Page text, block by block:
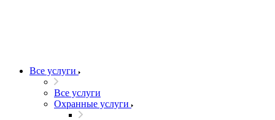
Все услуги
Все услуги
Охранные услуги